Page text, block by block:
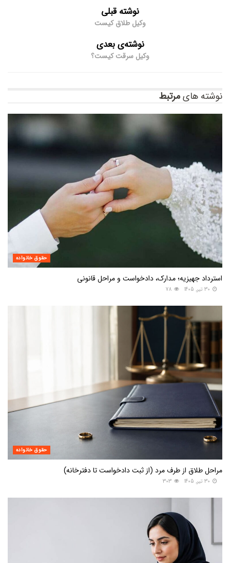
نوشته قبلی
وکیل طلاق کیست
نوشته‌ی بعدی
وکیل سرقت کیست؟
نوشته هایمرتبط
حقوق خانواده
استرداد جهیزیه؛ مدارک، دادخواست و مراحل قانونی
حقوق خانواده
مراحل طلاق از طرف مرد (از ثبت دادخواست تا دفترخانه)